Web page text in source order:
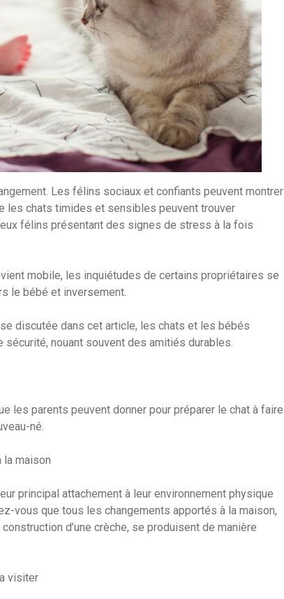
Les félins sociaux et confiants peuvent montrer
les chats timides et sensibles peuvent trouver
félins présentant des signes de stress à la fois
mobile, les inquiétudes de certains propriétaires se
le bébé et inversement.
discutée dans cet article, les chats et les bébés
nouant souvent des amitiés durables.
les parents peuvent donner pour préparer le chat à faire
né.
maison
principal attachement à leur environnement physique
vous que tous les changements apportés à la maison,
d’une crèche, se produisent de manière
visiter